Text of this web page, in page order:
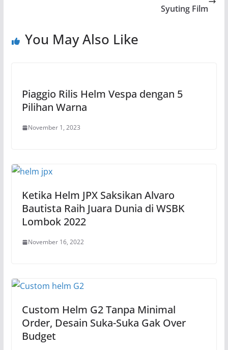
Syuting Film
You May Also Like
Piaggio Rilis Helm Vespa dengan 5
Pilihan Warna
November 1, 2023
Ketika Helm JPX Saksikan Alvaro
Bautista Raih Juara Dunia di WSBK
Lombok 2022
November 16, 2022
Custom Helm G2 Tanpa Minimal
Order, Desain Suka-Suka Gak Over
Budget